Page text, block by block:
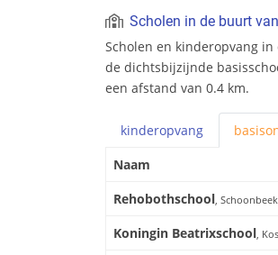
Scholen in de buurt
Scholen en kinderopvang in
de dichtsbijzijnde
een afstand van 0.4 km.
kinderopvang basis
Naam
Rehobothschool,
Koningin Beatrixschool,